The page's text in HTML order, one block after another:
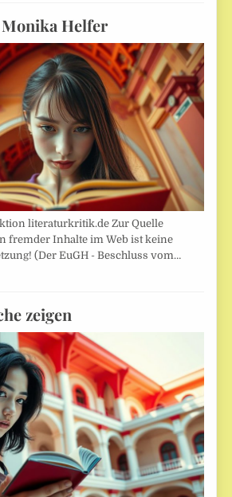
Helfer
literaturkritik.de Zur Quelle
fremder Inhalte im Web ist keine
(Der EuGH - Beschluss vom…
zeigen